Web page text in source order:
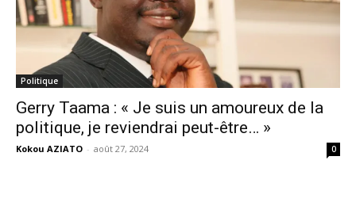
Politique
Gerry Taama : « Je suis un amoureux de la
politique, je reviendrai peut-être… »
Kokou AZIATO - août 27, 2024 0